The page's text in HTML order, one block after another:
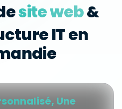
site web&
IT en
Une